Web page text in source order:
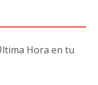
Hora en tu